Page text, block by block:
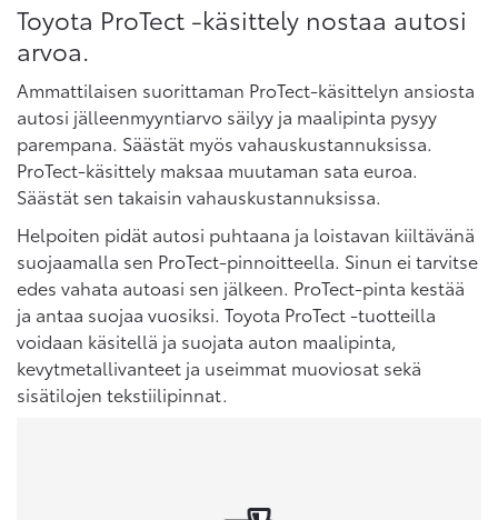
Toyota ProTect -käsittely nostaa autosi
arvoa.
Ammattilaisen suorittaman ProTect-käsittelyn ansiosta
autosi jälleenmyyntiarvo säilyy ja maalipinta pysyy
parempana. Säästät myös vahauskustannuksissa.
ProTect-käsittely maksaa muutaman sata euroa.
Säästät sen takaisin vahauskustannuksissa.
Helpoiten pidät autosi puhtaana ja loistavan kiiltävänä
suojaamalla sen ProTect-pinnoitteella. Sinun ei tarvitse
edes vahata autoasi sen jälkeen. ProTect-pinta kestää
ja antaa suojaa vuosiksi. Toyota ProTect -tuotteilla
voidaan käsitellä ja suojata auton maalipinta,
kevytmetallivanteet ja useimmat muoviosat sekä
sisätilojen tekstiilipinnat.